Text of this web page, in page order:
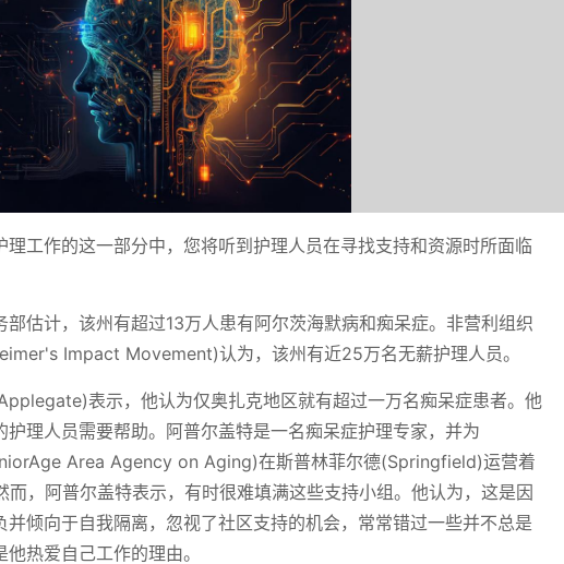
理工作的这一部分中，您将听到护理人员在寻找支持和资源时所面临
部估计，该州有超过13万人患有阿尔茨海默病和痴呆症。非营利组织
Impact Movement)认为，该州有近25万名无薪护理人员。
表示，他认为仅奥扎克地区就有超过一万名痴呆症患者。他
护理人员需要帮助。阿普尔盖特是一名痴呆症护理专家，并为
Area Agency on Aging)在斯普林菲尔德(Springfield)运营着
而，阿普尔盖特表示，有时很难填满这些支持小组。他认为，这是因
并倾向于自我隔离，忽视了社区支持的机会，常常错过一些并不总是
热爱自己工作的理由。